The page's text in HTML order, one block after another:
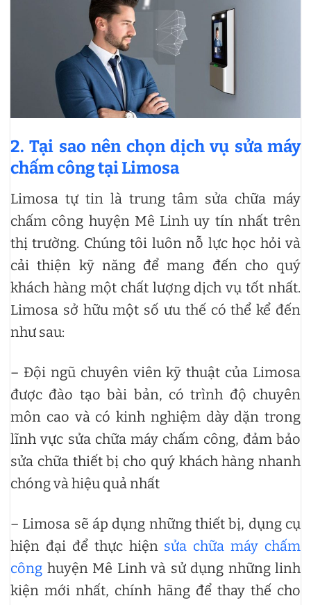
2. Tại sao nên chọn dịch vụ sửa máy
chấm công tại Limosa
Limosa tự tin là trung tâm sửa chữa máy
chấm công huyện Mê Linh uy tín nhất trên
thị trường. Chúng tôi luôn nỗ lực học hỏi và
cải thiện kỹ năng để mang đến cho quý
khách hàng một chất lượng dịch vụ tốt nhất.
Limosa sở hữu một số ưu thế có thể kể đến
như sau:
– Đội ngũ chuyên viên kỹ thuật của Limosa
được đào tạo bài bản, có trình độ chuyên
môn cao và có kinh nghiệm dày dặn trong
lĩnh vực sửa chữa máy chấm công, đảm bảo
sửa chữa thiết bị cho quý khách hàng nhanh
chóng và hiệu quả nhất
– Limosa sẽ áp dụng những thiết bị, dụng cụ
hiện đại để thực hiện sửa chữa máy chấm
công huyện Mê Linh và sử dụng những linh
kiện mới nhất, chính hãng để thay thế cho